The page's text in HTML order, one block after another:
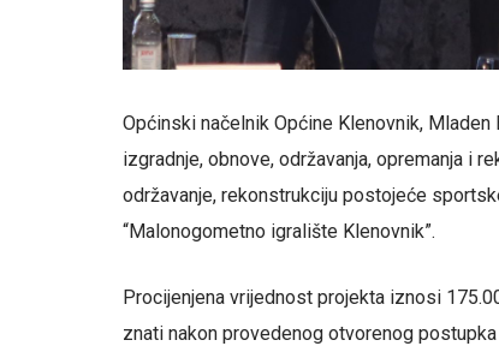
Općinski načelnik Općine Klenovnik,
izgradnje, obnove, održavanja, opremanja i
održavanje, rekonstrukciju postojeće
“Malonogometno igralište Klenovnik”.
Procijenjena vrijednost projekta iznosi
znati nakon provedenog otvorenog postupka